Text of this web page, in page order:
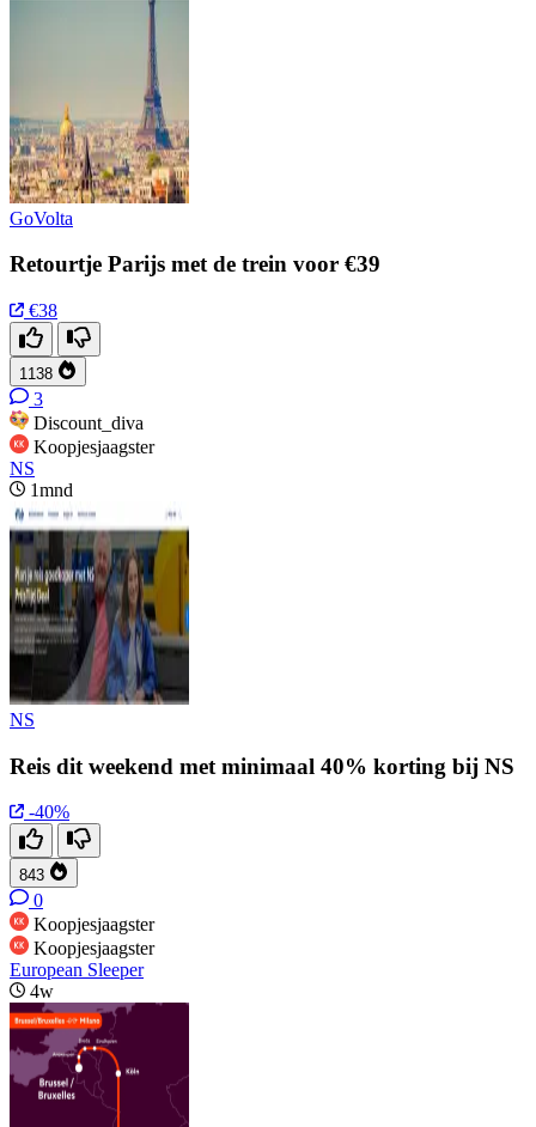
GoVolta
Retourtje Parijs met de trein voor €39
€38
1138
3
Discount_diva
Koopjesjaagster
NS
1mnd
NS
Reis dit weekend met minimaal 40% korting bij NS
-40%
843
0
Koopjesjaagster
Koopjesjaagster
European Sleeper
4w